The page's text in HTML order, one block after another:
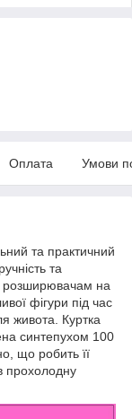
Оплата Умови
та практичний
та
розширювачам на
​​фігури під час
живота. Куртка
синтепухом 100
що робить її
прохолодну